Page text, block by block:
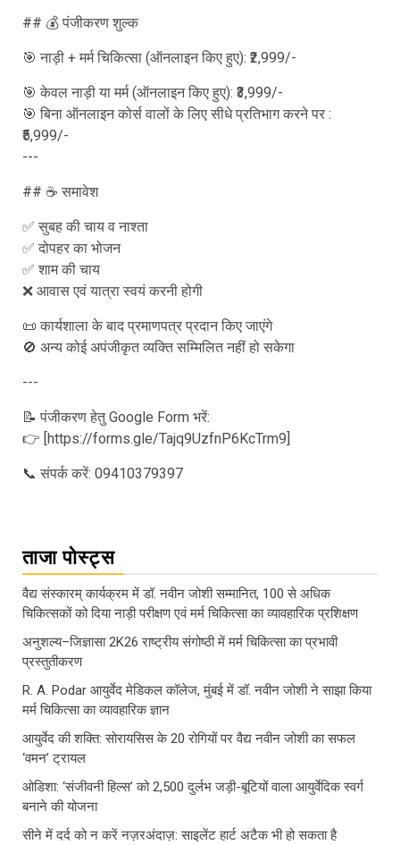
## 💰 पंजीकरण शुल्क
🎯 नाड़ी + मर्म चिकित्सा (ऑनलाइन किए हुए): ₹2,999/-
🎯 केवल नाड़ी या मर्म (ऑनलाइन किए हुए): ₹3,999/-
🎯 बिना ऑनलाइन कोर्स वालों के लिए सीधे प्रतिभाग करने पर :
₹5,999/-
---
## ☕ समावेश
✅ सुबह की चाय व नाश्ता
✅ दोपहर का भोजन
✅ शाम की चाय
❌ आवास एवं यात्रा स्वयं करनी होगी
📜 कार्यशाला के बाद प्रमाणपत्र प्रदान किए जाएंगे
🚫 अन्य कोई अपंजीकृत व्यक्ति सम्मिलित नहीं हो सकेगा
---
📝 पंजीकरण हेतु Google Form भरें:
👉 [https://forms.gle/Tajq9UzfnP6KcTrm9]
📞 संपर्क करें: 09410379397
ताजा पोस्ट्स
वैद्य संस्कारम् कार्यक्रम में डॉ. नवीन जोशी सम्मानित, 100 से अधिक
चिकित्सकों को दिया नाड़ी परीक्षण एवं मर्म चिकित्सा का व्यावहारिक प्रशिक्षण
अनुशल्य–जिज्ञासा 2K26 राष्ट्रीय संगोष्ठी में मर्म चिकित्सा का प्रभावी
प्रस्तुतीकरण
R. A. Podar आयुर्वेद मेडिकल कॉलेज, मुंबई में डॉ. नवीन जोशी ने साझा किया
मर्म चिकित्सा का व्यावहारिक ज्ञान
आयुर्वेद की शक्ति: सोरायसिस के 20 रोगियों पर वैद्य नवीन जोशी का सफल
‘वमन’ ट्रायल
ओडिशा: ‘संजीवनी हिल्स’ को 2,500 दुर्लभ जड़ी-बूटियों वाला आयुर्वेदिक स्वर्ग
बनाने की योजना
सीने में दर्द को न करें नज़रअंदाज़: साइलेंट हार्ट अटैक भी हो सकता है